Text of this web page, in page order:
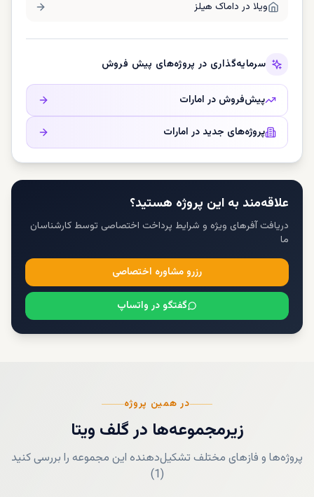
ویلا در داماک هیلز
سرمایه‌گذاری در پروژه‌های پیش فروش
پیش‌فروش در امارات
پروژه‌های جدید در امارات
علاقه‌مند به این پروژه هستید؟
دریافت آفرهای ویژه و شرایط پرداخت اختصاصی توسط کارشناسان
ما
رزرو مشاوره اختصاصی
گفتگو در واتساپ
در همین پروژه
زیرمجموعه‌ها درگلف ویتا
پروژه‌ها و فازهای مختلف تشکیل‌دهنده این مجموعه را بررسی کنید
(
1
)